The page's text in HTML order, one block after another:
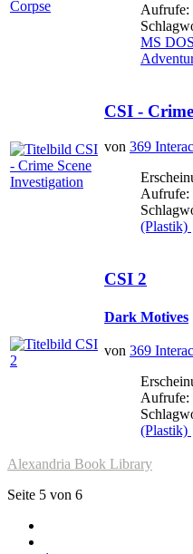
Aufrufe:
MS DOS
CSI -
von 369
Aufrufe:
(Plastik)
CSI 2
Dark Motives
von 369
Aufrufe:
(Plastik)
Alexandria Book Library
Seite 5 von 6